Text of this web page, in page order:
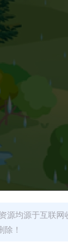
源均源于互联
除！